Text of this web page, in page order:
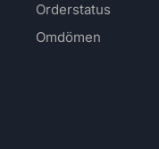
Orderstatus
Omdömen